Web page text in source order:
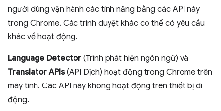
người dùng vận hành các tính năng bằng các API này
trong Chrome. Các trình duyệt khác có thể có yêu cầu
khác về hoạt động.
Language Detector (Trình phát hiện ngôn ngữ) và
Translator APIs(API Dịch) hoạt động trong Chrome trên
máy tính. Các API này không hoạt động trên thiết bị di
động.